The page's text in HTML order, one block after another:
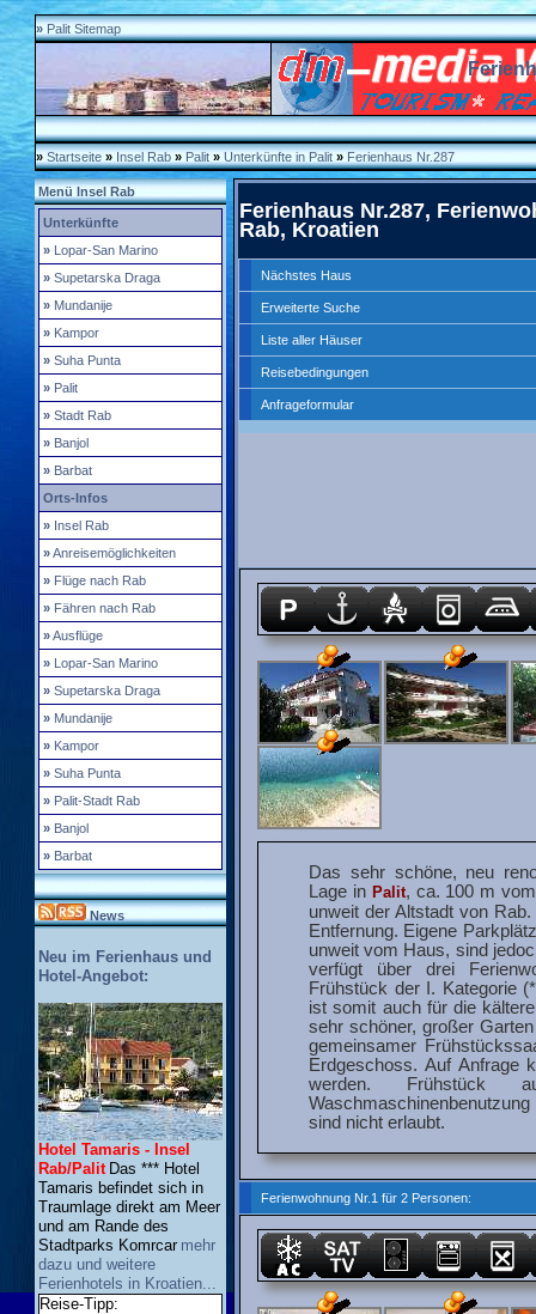
» Palit Sitemap
»Startseite »Insel Rab »Palit »Unterkünfte in Palit »Ferienhaus Nr.287
Menü Insel Rab
Unterkünfte
» Lopar-San Marino
» Supetarska Draga
» Mundanije
» Kampor
» Suha Punta
» Palit
» Stadt Rab
» Banjol
» Barbat
Orts-Infos
» Insel Rab
» Anreisemöglichkeiten
» Flüge nach Rab
» Fähren nach Rab
» Ausflüge
» Lopar-San Marino
» Supetarska Draga
» Mundanije
» Kampor
» Suha Punta
» Palit-Stadt Rab
» Banjol
» Barbat
News
Neu im Ferienhaus und
Hotel-Angebot:
Hotel Tamaris - Insel
Rab/Palit Das *** Hotel
Tamaris befindet sich in
Traumlage direkt am Meer
und am Rande des
Stadtparks Komrcar mehr
dazu und weitere
Ferienhotels in Kroatien...
Reise-Tipp:
Ferienhaus Nr.287,
Rab, Kroatien
Nächstes Haus
Erweiterte Suche
Liste aller Häuser
Reisebedingungen
Anfrageformular
Das sehr schöne, neu
Lage in Palit, ca. 100 m
unweit der Altstadt von
Entfernung. Eigene
unweit vom Haus, sind
verfügt über drei
Frühstück der I. Kategorie
ist somit auch für die
sehr schöner, großer
gemeinsamer
Erdgeschoss. Auf Anfrage
werden. Frühstück
sind nicht erlaubt.
Ferienwohnung Nr.1 für 2 Personen: